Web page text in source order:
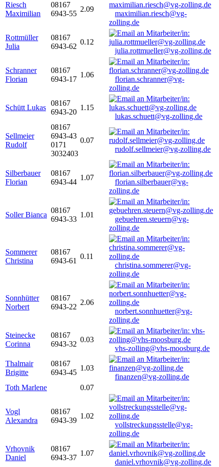
Riesch
Maximilian
08167
6943-55
2.09
maximilian.riesch@vg-
zolling.de
Rottmüller
Julia
08167
6943-62
0.12
julia.rottmueller@vg-zolling.de
Schranner
Florian
08167
6943-17
1.06
florian.schranner@vg-
zolling.de
Schütt Lukas
08167
6943-20
1.15
lukas.schuett@vg-zolling.de
Sellmeier
Rudolf
08167
6943-43
0171
3032403
0.07
rudolf.sellmeier@vg-zolling.de
Silberbauer
Florian
08167
6943-44
1.07
florian.silberbauer@vg-
zolling.de
Soller Bianca
08167
6943-33
1.01
gebuehren.steuern@vg-
zolling.de
Sommerer
Christina
08167
6943-61
0.11
christina.sommerer@vg-
zolling.de
Sonnhütter
Norbert
08167
6943-22
2.06
norbert.sonnhuetter@vg-
zolling.de
Steinecke
Corinna
08167
6943-32
0.03
vhs-zolling@vhs-moosburg.de
Thalmair
Brigitte
08167
6943-45
1.03
finanzen@vg-zolling.de
Toth Marlene
0.07
Vogl
Alexandra
08167
6943-39
1.02
vollstreckungsstelle@vg-
zolling.de
Vrhovnik
Daniel
08167
6943-37
1.07
daniel.vrhovnik@vg-zolling.de